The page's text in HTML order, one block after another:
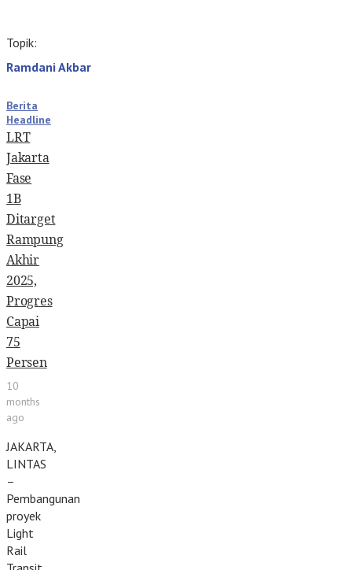
Topik:
Ramdani Akbar
Berita
Headline
LRT
Jakarta
Fase
1B
Ditarget
Rampung
Akhir
2025,
Progres
Capai
75
Persen
10
months
ago
JAKARTA,
LINTAS
–
Pembangunan
proyek
Light
Rail